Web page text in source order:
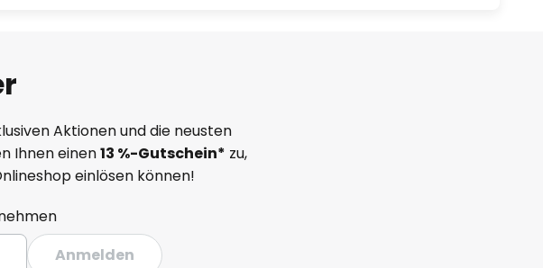
Aktionen und die neusten
Ihnen einen13 %-Gutschein* zu,
einlösen können!
Anmelden